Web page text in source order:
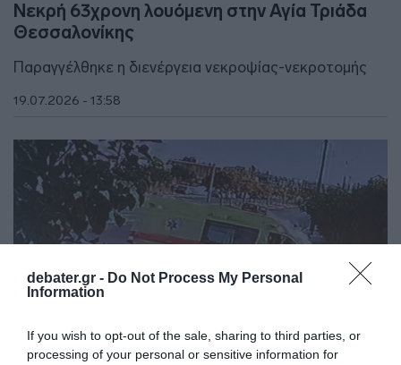
debater.gr - Do Not Process My Personal
Information
If you wish to opt-out of the sale, sharing to third parties, or
processing of your personal or sensitive information for
Νεκρή 63χρονη λουόμενη στην Αγία Τριάδα
Θεσσαλονίκης
Παραγγέλθηκε η διενέργεια νεκροψίας-νεκροτομής
19.07.2026 - 13:58